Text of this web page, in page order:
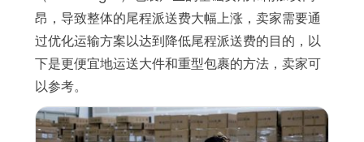
昂，导致整体的尾程派送费大幅上涨，卖家需要通
过优化运输方案以达到降低尾程派送费的目的，以
下是更便宜地运送大件和重型包裹的方法，卖家可
以参考。